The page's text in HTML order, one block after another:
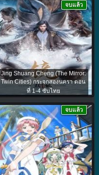
Jing Shuang Cheng (The Mirror:
Twin Cities) กระจกสองนครา ตอน
ที่ 1-4 ซับไทย
จบแล้ว
จบแล้ว